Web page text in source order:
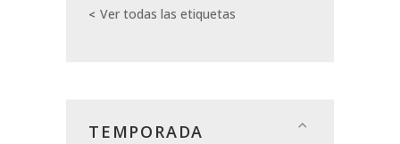
Ver todas las etiquetas
TEMPORADA